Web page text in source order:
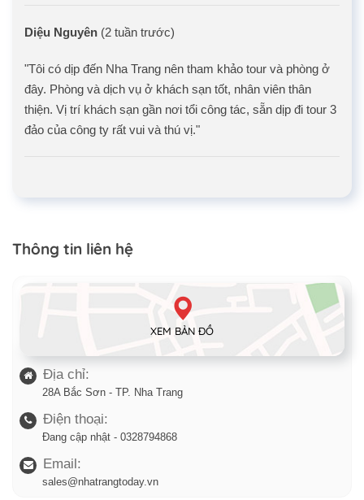
Diệu Nguyên (2 tuần trước)
"Tôi có dịp đến Nha Trang nên tham khảo tour và phòng ở
đây. Phòng và dịch vụ ở khách sạn tốt, nhân viên thân
thiện. Vị trí khách sạn gần nơi tổi công tác, sẵn dịp đi tour 3
đảo của công ty rất vui và thú vị."
Thông tin liên hệ
XEM BẢN ĐỒ
Địa chỉ:
28A Bắc Sơn - TP. Nha Trang
Điện thoại:
Đang cập nhật - 0328794868
Email:
sales@nhatrangtoday.vn